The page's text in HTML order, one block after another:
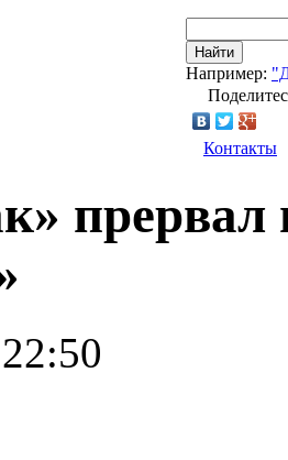
Найти
Например:
Контакты